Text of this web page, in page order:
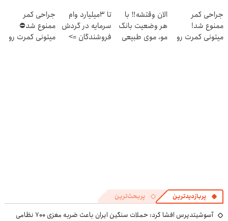
جراحی کمر
ممنوع شد!
میتونی کمرت رو
الان وقتشه‼️ با
هر وضعیت بانک
مو، موی طبیعی
تا 3میلیارد وام
سرمایه در گردش
فروشندگان =>
جراحی کمر
ممنوع شد⛔
میتونی کمرت رو
پربازدیدترین پربحث‌ترین
آسوشیتدپرس افشا کرد: حملات سنگین ایران باعث ضربه مغزی ۷۰۰ نظامی